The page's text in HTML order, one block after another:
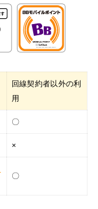
回線契約者以外の利
用
〇
×
〇